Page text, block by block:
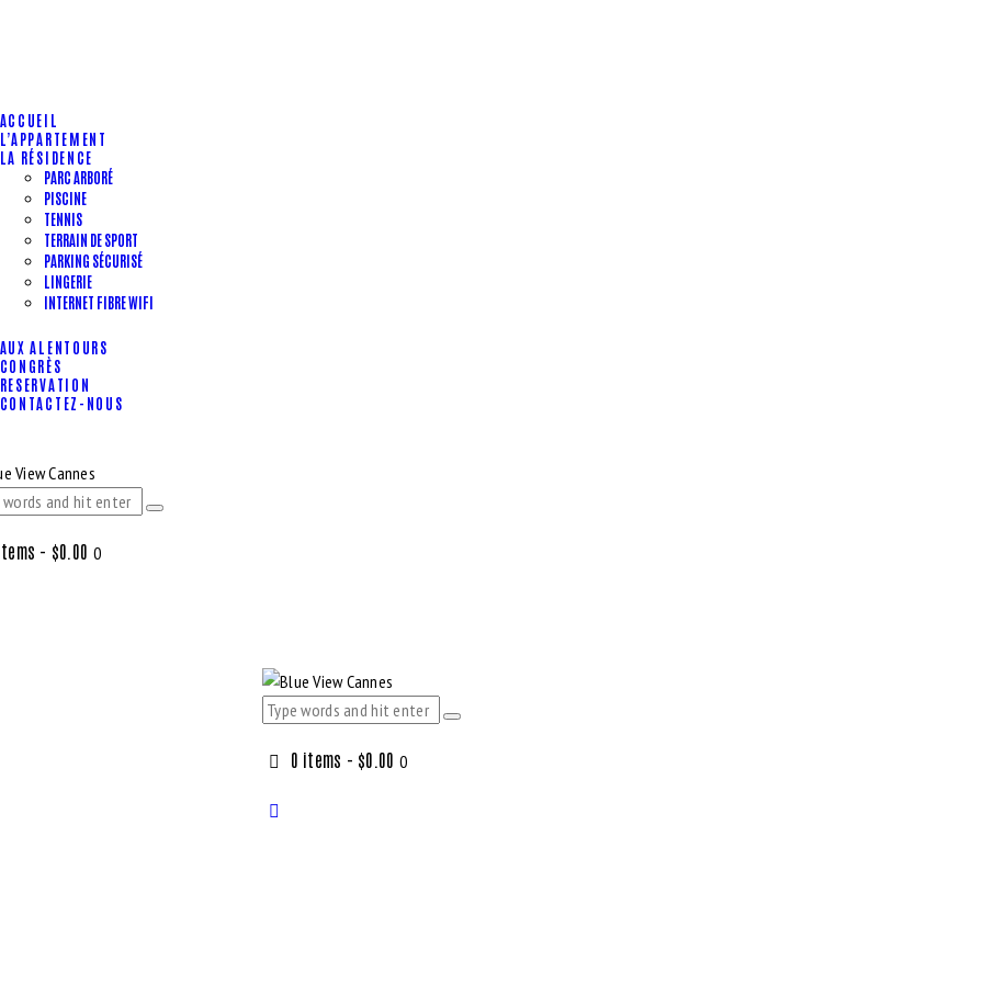
ACCUEIL
L’APPARTEMENT
LA RÉSIDENCE
PARC ARBORÉ
PISCINE
TENNIS
TERRAIN DE SPORT
PARKING SÉCURISÉ
LINGERIE
INTERNET FIBRE WIFI
AUX ALENTOURS
CONGRÈS
RESERVATION
CONTACTEZ-NOUS
- $0.00 0
0 items - $0.00 0